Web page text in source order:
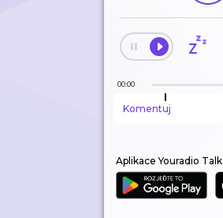
00:00
Komentuj
Aplikace Youradio Talk